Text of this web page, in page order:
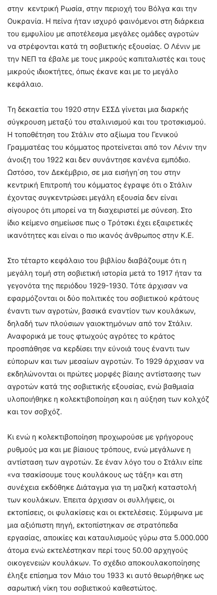
στην κεντρική Ρωσία, στην περιοχή του Βόλγα και την
Ουκρανία. Η πείνα ήταν ισχυρό φαινόμενοι στη διάρκεια
του εμφυλίου με αποτέλεσμα μεγάλες ομάδες αγροτών
να στρέφονται κατά τη σοβιετικής εξουσίας. Ο Λένιν με
την ΝΕΠ τα έβαλε με τους μικρούς καπιταλιστές και τους
μικρούς ιδιοκτήτες, όπως έκανε και με το μεγάλο
κεφάλαιο.
Τη δεκαετία του 1920 στην ΕΣΣΔ γίνεται μια διαρκής
σύγκρουση μεταξύ του σταλινισμού και του τροτσκισμού.
Η τοποθέτηση του Στάλιν στο αξίωμα του Γενικού
Γραμματέας του κόμματος προτείνεται από τον Λένιν την
άνοιξη του 1922 και δεν συνάντησε κανένα εμπόδιο.
Ωστόσο, τον Δεκέμβριο, σε μια εισήγη΄ση του στην
κεντρική Επιτροπή του κόμματος έγραψε ότι ο Στάλιν
έχοντας συγκεντρώσει μεγάλη εξουσία δεν είναι
σίγουρος ότι μπορεί να τη διαχειριστεί με σύνεση. Στο
ίδιο κείμενο σημείωσε πως ο Τρότσκι έχει εξαιρετικές
ικανότητες και είναι ο πιο ικανός άνθρωπος στην Κ.Ε.
Στο τέταρτο κεφάλαιο του βιβλίου διαβάζουμε ότι η
μεγάλη τομή στη σοβιετική ιστορία μετά το 1917 ήταν τα
γεγονότα της περιόδου 1929-1930. Τότε άρχισαν να
εφαρμόζονται οι δύο πολιτικές του σοβιετικού κράτους
έναντι των αγροτών, βασικά εναντίον των κουλάκων,
δηλαδή των πλούσιων γαιοκτημόνων από τον Στάλιν.
Αναφορικά με τους φτωχούς αγρότες το κράτος
προσπάθησε να κερδίσει την εύνοιά τους έναντι των
εύπορων και των μεσαίων αγροτών. Το 1929 άρχισαν να
εκδηλώνονται οι πρώτες μορφές βίαιης αντίστασης των
αγροτών κατά της σοβιετικής εξουσίας, ενώ βαθμιαία
υλοποιήθηκε η κολεκτιβοποίηση και η αύξηση των κολχόζ
και τον σοβχόζ.
Κι ενώ η κολεκτιβοποίηση προχωρούσε με γρήγορους
ρυθμούς μα και με βίαιους τρόπους, ενώ μεγάλωνε η
αντίσταση των αγροτών. Σε έναν λόγο του ο Στάλιν είπε
«να τσακίσουμε τους κουλάκους ως τάξη» και στη
συνέχεια εκδόθηκε Διάταγμα για τη μαζική καταστολή
των κουλάκων. Έπειτα άρχισαν οι συλλήψεις, οι
εκτοπίσεις, οι φυλακίσεις και οι εκτελέσεις. Σύμφωνα με
μια αξιόπιστη πηγή, εκτοπίστηκαν σε στρατόπεδα
εργασίας, αποικίες και καταυλισμούς γύρω στα 5.000.000
άτομα ενώ εκτελέστηκαν περί τους 50.00 αρχηγούς
οικογενειών κουλάκων. Το σχέδιο αποκουλακοποίησης
έληξε επίσημα τον Μάιο του 1933 κι αυτό θεωρήθηκε ως
σαρωτική νίκη του σοβιετικού καθεστώτος.